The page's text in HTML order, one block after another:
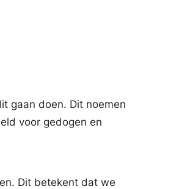
gaan doen. Dit noemen
voor gedogen en
Dit betekent dat we